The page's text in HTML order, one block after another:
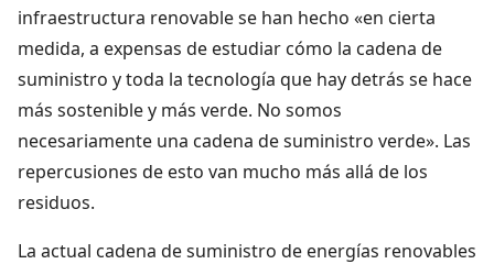
infraestructura renovable se han hecho «en cierta
medida, a expensas de estudiar cómo la cadena de
suministro y toda la tecnología que hay detrás se hace
más sostenible y más verde. No somos
necesariamente una cadena de suministro verde». Las
repercusiones de esto van mucho más allá de los
residuos.
La actual cadena de suministro de energías renovables